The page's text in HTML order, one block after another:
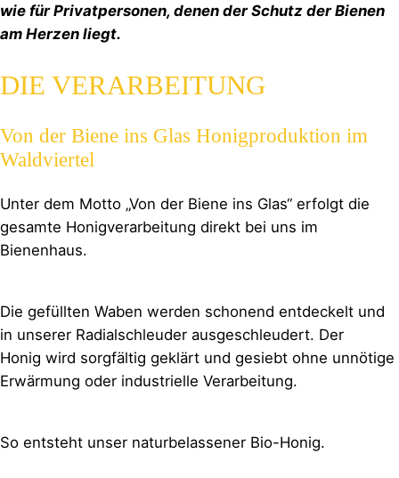
wie für Privatpersonen, denen der Schutz der Bienen
am Herzen liegt.
DIE VERARBEITUNG
Von der Biene ins Glas Honigproduktion im
Waldviertel
Unter dem Motto „Von der Biene ins Glas“ erfolgt die
gesamte Honigverarbeitung direkt bei uns im
Bienenhaus.
Die gefüllten Waben werden schonend entdeckelt und
in unserer Radialschleuder ausgeschleudert. Der
Honig wird sorgfältig geklärt und gesiebt ohne unnötige
Erwärmung oder industrielle Verarbeitung.
So entsteht unser naturbelassener Bio-Honig.